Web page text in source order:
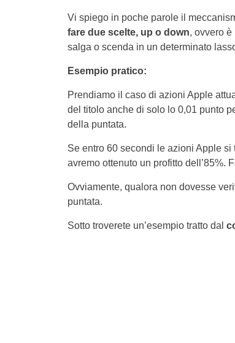
Vi spiego in poche parole il
fare due scelte, up o down, ovvero è
salga o scenda in un determinato
Esempio pratico:
Prendiamo il caso di azioni Apple
del titolo anche di solo lo 0,01 punto
della puntata.
Se entro 60 secondi le azioni Apple
avremo ottenuto un profitto dell’85%.
Ovviamente, qualora non dovesse
puntata.
Sotto troverete un’esempio tratto dal